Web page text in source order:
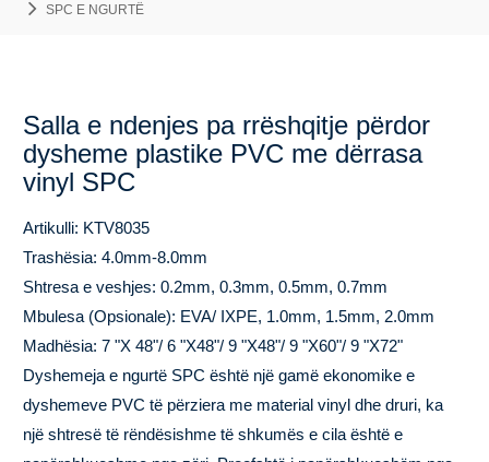
SPC E NGURTË
Salla e ndenjes pa rrëshqitje përdor
dysheme plastike PVC me dërrasa
vinyl SPC
Artikulli: KTV8035
Trashësia: 4.0mm-8.0mm
Shtresa e veshjes: 0.2mm, 0.3mm, 0.5mm, 0.7mm
Mbulesa (Opsionale): EVA/ IXPE, 1.0mm, 1.5mm, 2.0mm
Madhësia: 7 "X 48"/ 6 "X48"/ 9 "X48"/ 9 "X60"/ 9 "X72"
Dyshemeja e ngurtë SPC është një gamë ekonomike e
dyshemeve PVC të përziera me material vinyl dhe druri, ka
një shtresë të rëndësishme të shkumës e cila është e